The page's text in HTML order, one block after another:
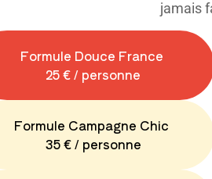
jamais
Formule Douce France
25 € / personne
Formule Campagne Chic
35 € / personne